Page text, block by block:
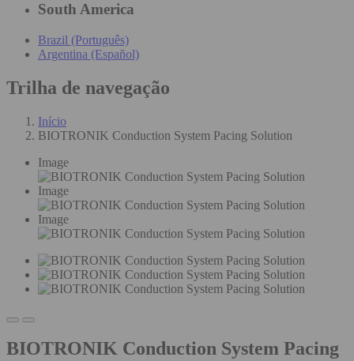
South America
Brazil (Português)
Argentina (Español)
Trilha de navegação
Início
BIOTRONIK Conduction System Pacing Solution
Image
Image
Image
BIOTRONIK Conduction System Pacing